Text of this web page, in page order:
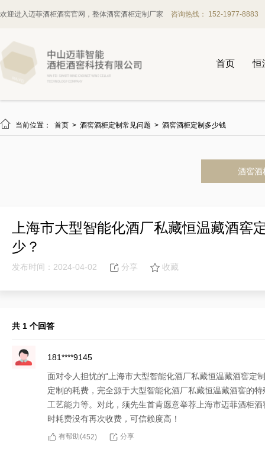
欢迎进入迈菲酒柜酒窖官网，整体酒窖酒柜定制厂家 咨询热线： 152-1977-8883
首页 恒
 当前位置： 首页 > 酒窖酒柜定制常见问题 > 酒窖酒柜定制多少钱
酒窖酒
上海市大型智能化酒厂私藏恒温藏酒窖
少？
发布时间：2024-04-02 分享 收藏
共 1 个回答
181****9145
面对令人担忧的“上海市大型智能化酒厂私藏恒温藏酒窖定
定制的耗费，完全源于大型智能化酒厂私藏恒温藏酒窖的
工艺能力等。对此，须先生首肯愿意举荐上海市迈菲酒柜
时耗费没有再次收费，可信赖度高！
有帮助(452) 分享